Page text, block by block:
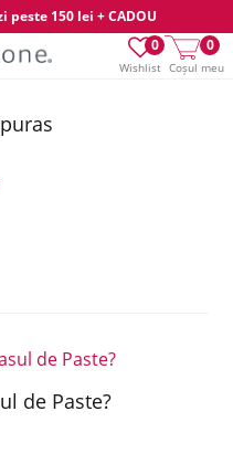
peste 150 lei + CADOU
Wishlist
0
Coșul meu
0
de Paste?